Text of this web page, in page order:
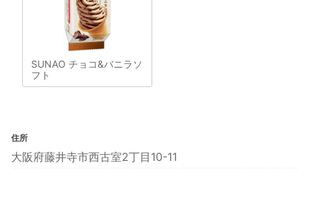
SUNAO チョコ&バニラソ
フト
住所
大阪府藤井寺市西古室2丁目10-11